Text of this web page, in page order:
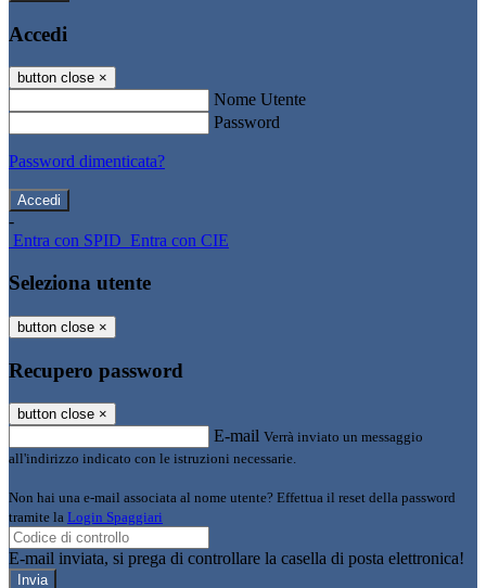
Accedi
button close ×
Nome Utente
Password
Password dimenticata?
-
Entra con SPID Entra con CIE
Seleziona utente
button close ×
Recupero password
button close ×
E-mail Verrà inviato un messaggio
all'indirizzo indicato con le istruzioni necessarie.
Non hai una e-mail associata al nome utente? Effettua il reset della password
tramite la Login Spaggiari
E-mail inviata, si prega di controllare la casella di posta elettronica!